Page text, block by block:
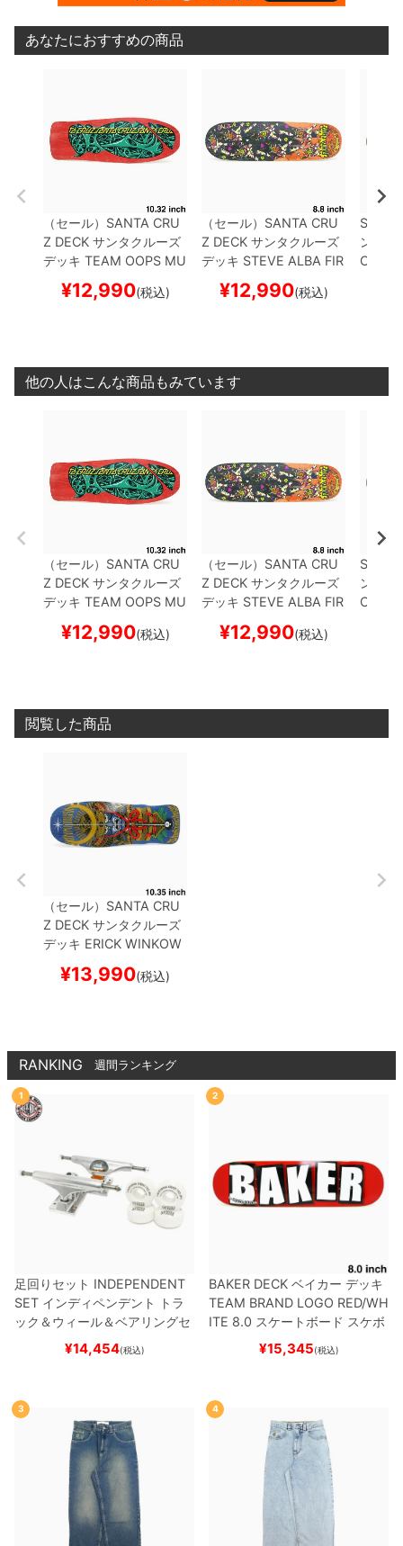
あなたにおすすめの商品
（セール） SANTA CRU
Z DECK サンタクルーズ
デッキ TEAM OOPS MU
CUS REISSUE 10.32
ケートボード スケボー
¥12,990(税込)
（セール） SANTA CRU
Z DECK サンタクルーズ
デッキ STEVE ALBA FIR
EDANCE EGG 8.8
ートボード スケボー
¥12,990(税込)
ンタク
CK
他の人はこんな商品もみています
（セール） SANTA CRU
Z DECK サンタクルーズ
デッキ TEAM OOPS MU
ケートボード スケボー
¥12,990(税込)
（セール） SANTA CRU
Z DECK サンタクルーズ
デッキ STEVE ALBA FIR
ートボード スケボー
¥12,990(税込)
ンタク
CK
閲覧した商品
（セール） SANTA CRU
Z DECK サンタクルーズ
デッキ ERICK WINKOW
ケートボード スケボー
¥13,990(税込)
RANKING 週間ランキング
1
足回りセット INDEPENDENT
SET インディペンデント
トラ
ック＆ウィール＆ベアリングセ
（トリック用）
ード スケボー
¥14,454(税込)
2
BAKER DECK ベイカー デッキ
TEAM BRAND LOGO RED/WH
ITE 8.0 スケートボード スケボ
¥15,345(税込)
3 4